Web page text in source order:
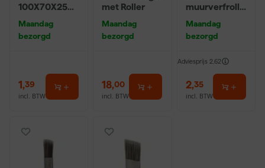
100X70X25m
P220
Maandag
bezorgd
1,39
incl. BTW
met Roller
Maandag
bezorgd
18,00
incl. BTW
muurverfrolle
Maandag
bezorgd
Adviesprijs 2,62
2,35
incl. BTW